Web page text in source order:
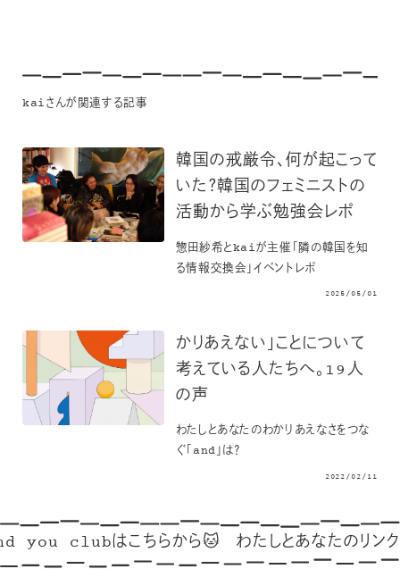
kaiさんが関連する記事
韓国の戒厳令、何が起こって
いた？韓国のフェミニストの
活動から学ぶ勉強会レポ
惣田紗希とkaiが主催「隣の韓国を知
る情報交換会」イベントレポ
2025/05/01
かりあえない」ことについて
考えている人たちへ。19人
の声
わたしとあなたのわかりあえなさをつな
ぐ「and」は？
2022/02/11
clubはこちらから🐱 わたしとあなたのリンク